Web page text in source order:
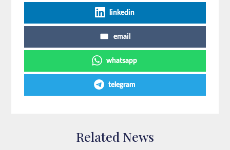
linkedin
email
whatsapp
telegram
Related News